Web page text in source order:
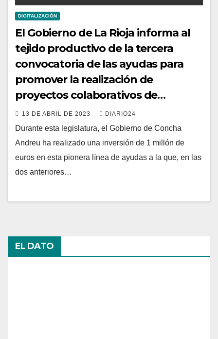
DIGITALIZACIÓN
El Gobierno de La Rioja informa al
tejido productivo de la tercera
convocatoria de las ayudas para
promover la realización de
proyectos colaborativos de
innovación
13 DE ABRIL DE 2023 DIARIO24
Durante esta legislatura, el Gobierno de Concha
Andreu ha realizado una inversión de 1 millón de
euros en esta pionera línea de ayudas a la que, en las
dos anteriores…
EL DATO